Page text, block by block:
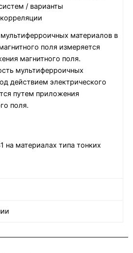
/ варианты
материалов в
поля измеряется
магнитного поля.
мультиферроичных
действием электрического
путем приложения
поля.
на материалах типа тонких